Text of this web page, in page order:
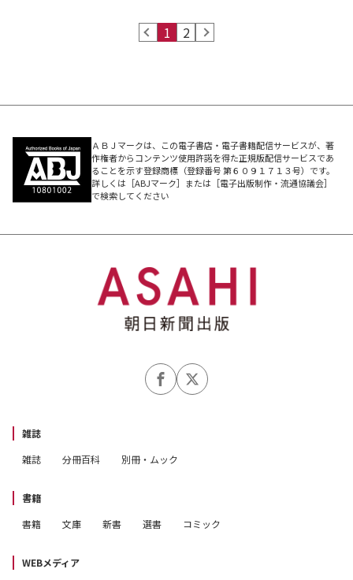
prev 1 2 next
ＡＢＪマークは、この電子書店・電子書籍配信サービスが、著
作権者からコンテンツ使用許諾を得た正規版配信サービスであ
ることを示す登録商標（登録番号 第６０９１７１３号）です。
詳しくは［ABJマーク］または［電子出版制作・流通協議会］
で検索してください
雑誌
雑誌
分冊百科 別冊・ムック
書籍
書籍
文庫 新書 選書 コミック
WEBメディア